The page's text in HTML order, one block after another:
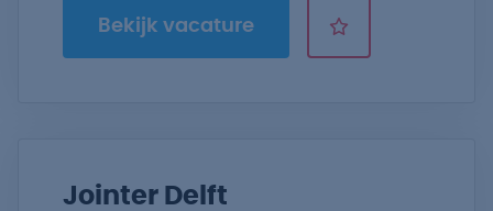
Bekijk vacature
Jointer Delft